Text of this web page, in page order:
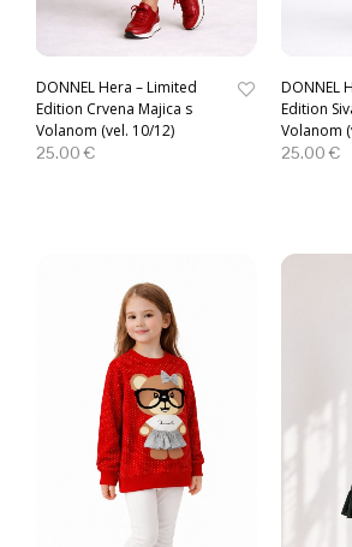
DONNEL Hera – Limited
Edition Crvena Majica s
Volanom (vel. 10/12)
25.00€
DONNEL
Edition
Volanom
25.00€